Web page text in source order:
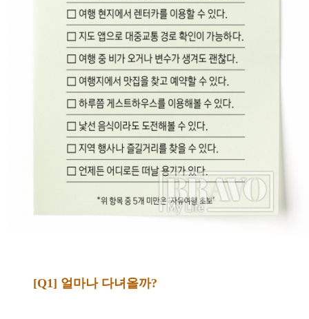
[Q1] 얼마나 다녀올까?